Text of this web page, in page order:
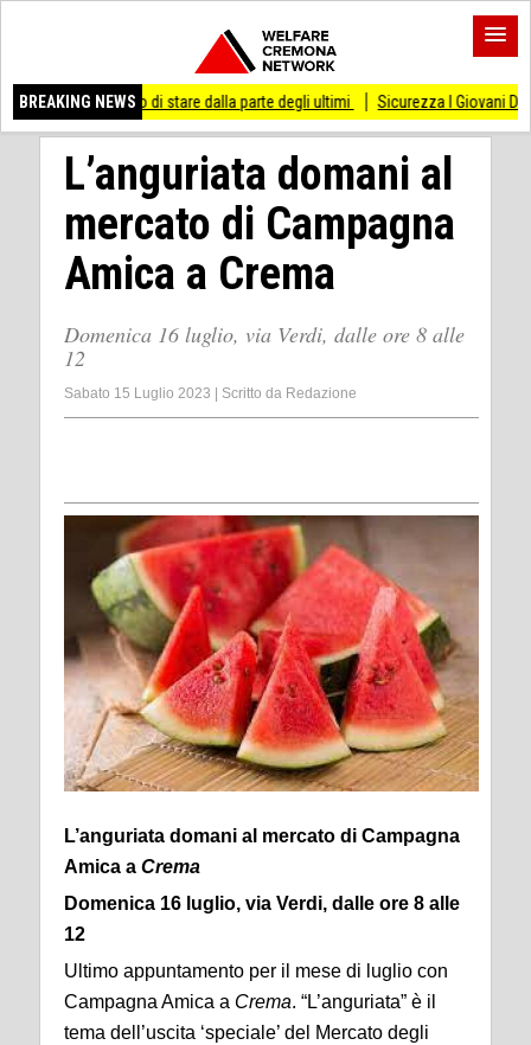
BREAKING NEWS
di stare dalla parte degli ultimi Sicurezza I Giovani Democratici
L’anguriata domani al
mercato di Campagna
Amica a Crema
Domenica 16 luglio, via Verdi, dalle ore 8 alle
12
Sabato 15 Luglio 2023 Scritto da Redazione
L’anguriata domani al mercato di Campagna
Amica a Crema
Domenica 16 luglio, via Verdi, dalle ore 8 alle
12
Ultimo appuntamento per il mese di luglio con
Campagna Amica a Crema. “L’anguriata” è il
tema dell’uscita ‘speciale’ del Mercato degli